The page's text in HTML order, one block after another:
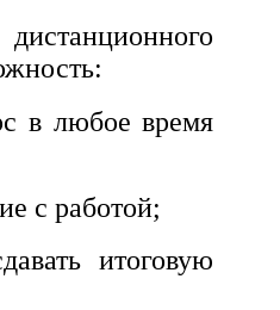
в любое время
с работой;
итоговую